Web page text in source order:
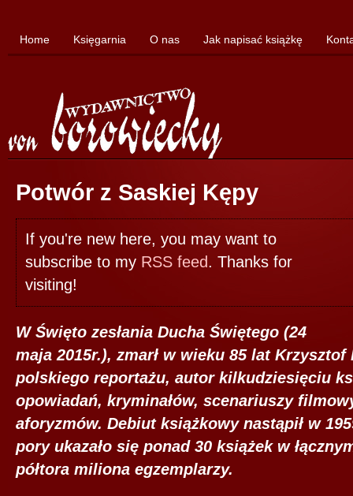
Home Księgarnia O nas Jak napisać książkę
Potwór z Saskiej Kępy
If you're new here, you may want to
subscribe to my RSS feed. Thanks for
visiting!
W Święto zesłania Ducha Świętego (24
maja 2015r.), zmarł w wieku 85 lat
polskiego reportażu, autor kilkudziesięciu
opowiadań, kryminałów, scenariuszy
aforyzmów. Debiut książkowy nastąpił w
pory ukazało się ponad 30 książek w
półtora miliona egzemplarzy.